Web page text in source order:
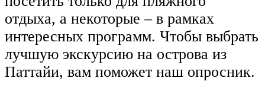
отдыха, а некоторые – в рамках
интересных программ. Чтобы выбрать
лучшую экскурсию на острова из
Паттайи, вам поможет наш опросник.